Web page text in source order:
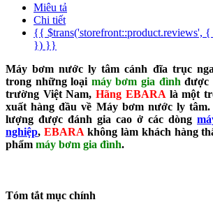
Miêu tả
Chi tiết
{{ $trans('storefront::product.reviews',
}) }}
Máy bơm nước ly tâm cánh đĩa trục
trong những loại máy bơm gia đình được
trường Việt Nam,Hãng EBARAlà một
xuất hàng đầu về Máy bơm nước ly
lượng được đánh gia cao ở các dòng
nghiệp, EBARAkhông làm khách hàng
phẩm máy bơm gia đình.
Tóm tắt mục chính